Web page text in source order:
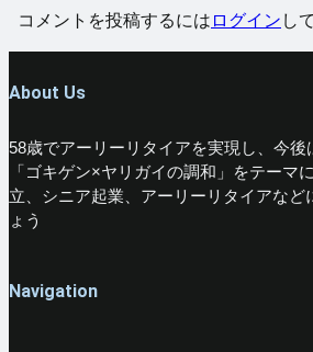
コメントを投稿するには ログイン し
About Us
58歳でアーリーリタイアを実現し、今後
「ゴキゲン×ヤリガイの調和」をテーマ
立、シニア起業、アーリーリタイアなど
ょう
Navigation